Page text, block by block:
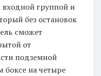
группой и
без остановок
сможет
от
подземной
на четыре